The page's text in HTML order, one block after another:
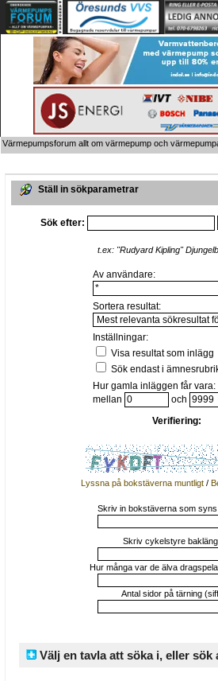
Värmepumpsforum allt om värmepump och
Ställ in sökparametrar
Sök efter:
t.ex:"Rudyard Kipling"
Av användare:
Sortera resultat:
Inställningar:
Visa resultat som inlägg
Sök endast i
Hur gamla inläggen får vara:
mellan
och
Verifiering:
Lyssna på bokstäverna muntligt/
Skriv in bokstäverna som syns
Skriv cykelstyre
Hur många var de älva
Antal sidor på tärning
Välj en tavla att söka i, eller sök